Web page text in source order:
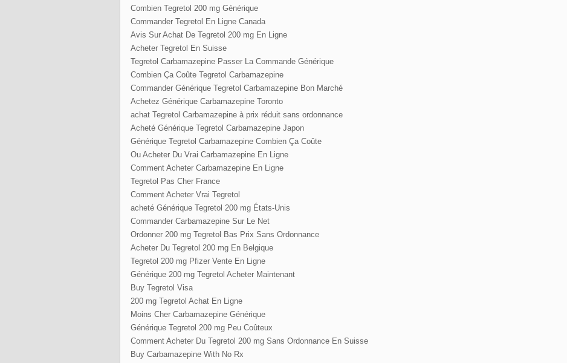
Combien Tegretol 200 mg Générique
Commander Tegretol En Ligne Canada
Avis Sur Achat De Tegretol 200 mg En Ligne
Acheter Tegretol En Suisse
Tegretol Carbamazepine Passer La Commande Générique
Combien Ça Coûte Tegretol Carbamazepine
Commander Générique Tegretol Carbamazepine Bon Marché
Achetez Générique Carbamazepine Toronto
achat Tegretol Carbamazepine à prix réduit sans ordonnance
Acheté Générique Tegretol Carbamazepine Japon
Générique Tegretol Carbamazepine Combien Ça Coûte
Ou Acheter Du Vrai Carbamazepine En Ligne
Comment Acheter Carbamazepine En Ligne
Tegretol Pas Cher France
Comment Acheter Vrai Tegretol
acheté Générique Tegretol 200 mg États-Unis
Commander Carbamazepine Sur Le Net
Ordonner 200 mg Tegretol Bas Prix Sans Ordonnance
Acheter Du Tegretol 200 mg En Belgique
Tegretol 200 mg Pfizer Vente En Ligne
Générique 200 mg Tegretol Acheter Maintenant
Buy Tegretol Visa
200 mg Tegretol Achat En Ligne
Moins Cher Carbamazepine Générique
Générique Tegretol 200 mg Peu Coûteux
Comment Acheter Du Tegretol 200 mg Sans Ordonnance En Suisse
Buy Carbamazepine With No Rx